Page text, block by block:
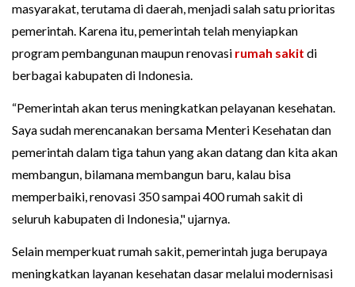
masyarakat, terutama di daerah, menjadi salah satu prioritas
pemerintah. Karena itu, pemerintah telah menyiapkan
program pembangunan maupun renovasi rumah sakit di
berbagai kabupaten di Indonesia.
“Pemerintah akan terus meningkatkan pelayanan kesehatan.
Saya sudah merencanakan bersama Menteri Kesehatan dan
pemerintah dalam tiga tahun yang akan datang dan kita akan
membangun, bilamana membangun baru, kalau bisa
memperbaiki, renovasi 350 sampai 400 rumah sakit di
seluruh kabupaten di Indonesia," ujarnya.
Selain memperkuat rumah sakit, pemerintah juga berupaya
meningkatkan layanan kesehatan dasar melalui modernisasi